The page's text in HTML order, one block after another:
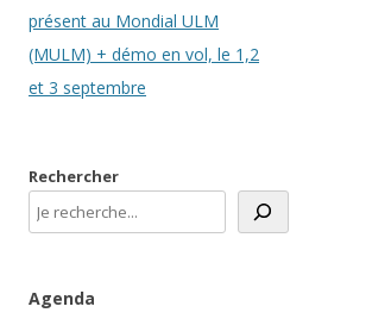
des
articles
présent au Mondial ULM
(MULM) + démo en vol, le 1,2
et 3 septembre
Rechercher
Agenda